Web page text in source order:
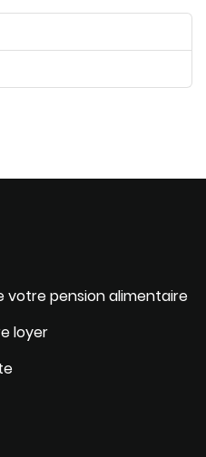
votre pension alimentaire
loyer